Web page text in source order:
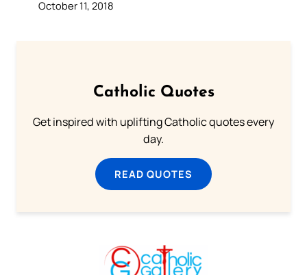
October 11, 2018
Catholic Quotes
Get inspired with uplifting Catholic quotes every
day.
READ QUOTES